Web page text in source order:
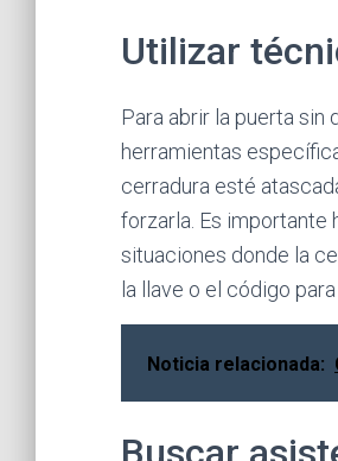
Utilizar
Para abrir la puerta
herramientas
cerradura esté
forzarla. Es importante
situaciones donde la
la llave o el código
Noticia relacionada: